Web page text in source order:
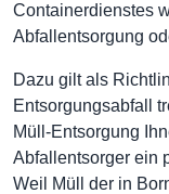
Containerdienstes
Abfallentsorgung
Dazu gilt als
Entsorgungsabfall
Müll-Entsorgung
Abfallentsorger ein
Weil Müll der in